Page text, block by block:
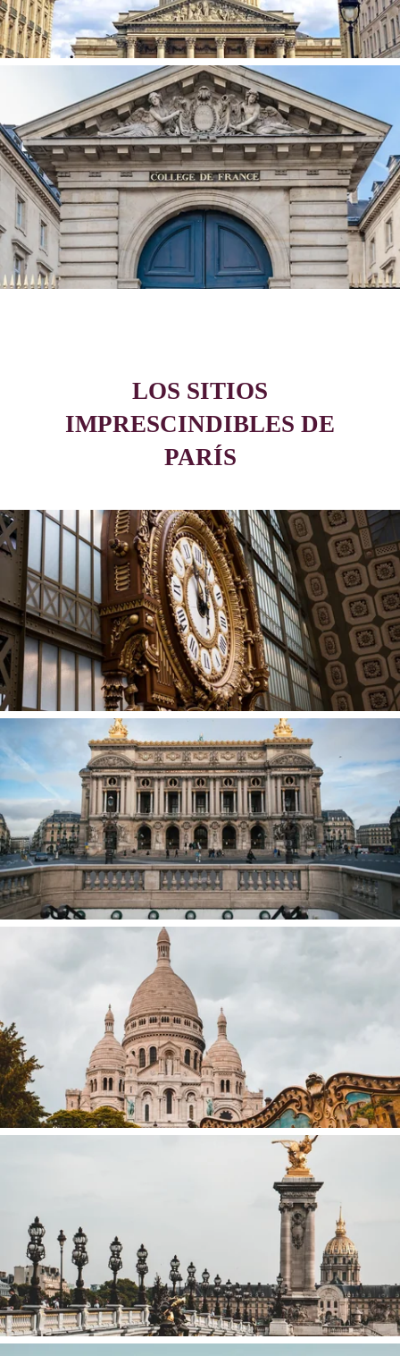
COLLEGE DE FRANCE
LOS SITIOS
IMPRESCINDIBLES DE
PARÍS
MUSEO DE ORSAY
OPERA GARNIER
MONTMARTRE
PUENTE ALEXENDRE III